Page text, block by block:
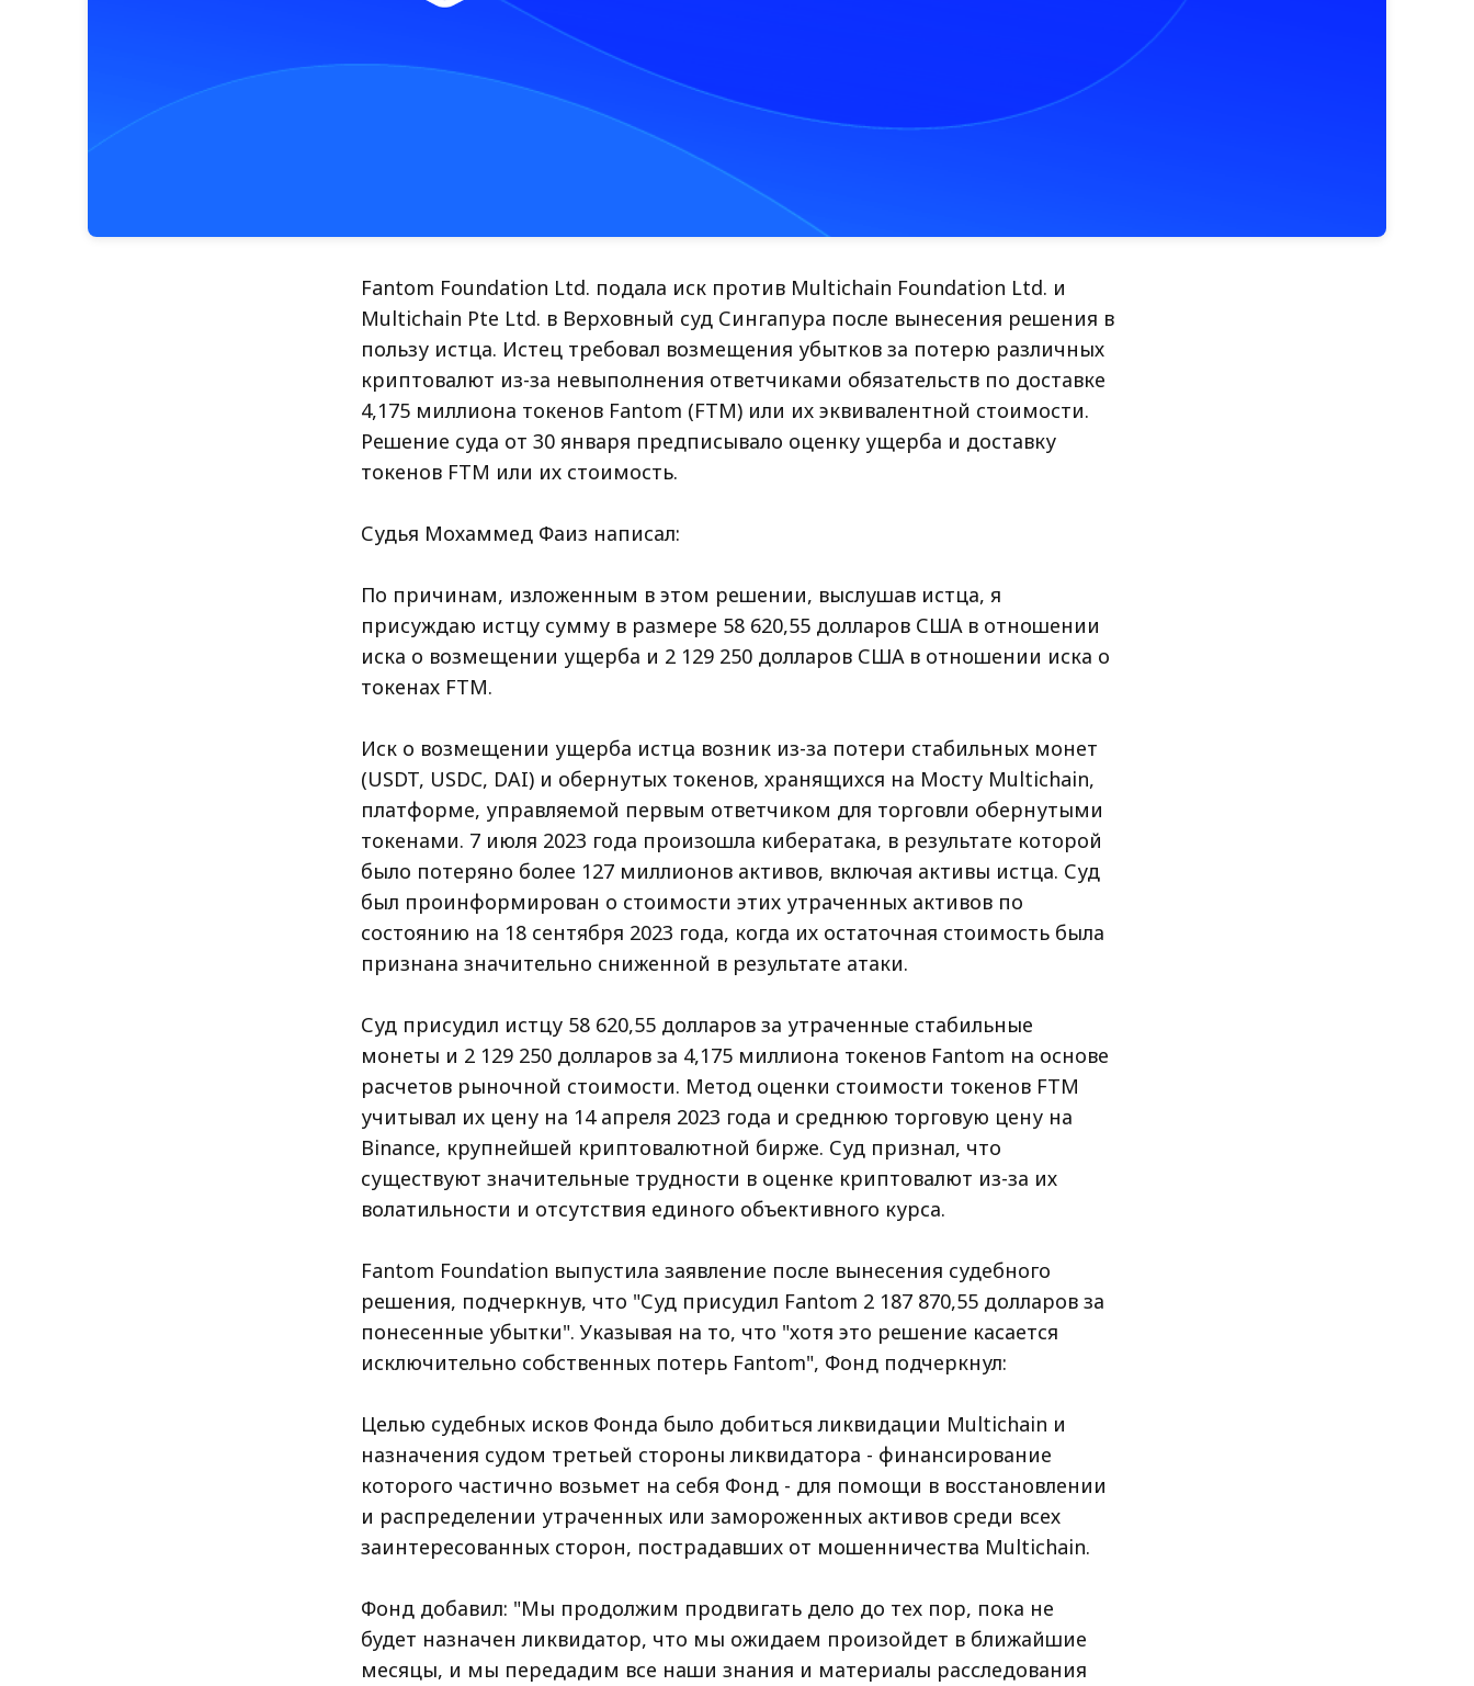
Fantom Foundation Ltd. подала иск против Multichain Foundation Ltd. и
Multichain Pte Ltd. в Верховный суд Сингапура после вынесения решения в
пользу истца. Истец требовал возмещения убытков за потерю различных
криптовалют из-за невыполнения ответчиками обязательств по доставке
4,175 миллиона токенов Fantom (FTM) или их эквивалентной стоимости.
Решение суда от 30 января предписывало оценку ущерба и доставку
токенов FTM или их стоимость.
Судья Мохаммед Фаиз написал:
По причинам, изложенным в этом решении, выслушав истца, я
присуждаю истцу сумму в размере 58 620,55 долларов США в отношении
иска о возмещении ущерба и 2 129 250 долларов США в отношении иска о
токенах FTM.
Иск о возмещении ущерба истца возник из-за потери стабильных монет
(USDT, USDC, DAI) и обернутых токенов, хранящихся на Мосту Multichain,
платформе, управляемой первым ответчиком для торговли обернутыми
токенами. 7 июля 2023 года произошла кибератака, в результате которой
было потеряно более 127 миллионов активов, включая активы истца. Суд
был проинформирован о стоимости этих утраченных активов по
состоянию на 18 сентября 2023 года, когда их остаточная стоимость была
признана значительно сниженной в результате атаки.
Суд присудил истцу 58 620,55 долларов за утраченные стабильные
монеты и 2 129 250 долларов за 4,175 миллиона токенов Fantom на основе
расчетов рыночной стоимости. Метод оценки стоимости токенов FTM
учитывал их цену на 14 апреля 2023 года и среднюю торговую цену на
Binance, крупнейшей криптовалютной бирже. Суд признал, что
существуют значительные трудности в оценке криптовалют из-за их
волатильности и отсутствия единого объективного курса.
Fantom Foundation выпустила заявление после вынесения судебного
решения, подчеркнув, что "Суд присудил Fantom 2 187 870,55 долларов за
понесенные убытки". Указывая на то, что "хотя это решение касается
исключительно собственных потерь Fantom", Фонд подчеркнул:
Целью судебных исков Фонда было добиться ликвидации Multichain и
назначения судом третьей стороны ликвидатора - финансирование
которого частично возьмет на себя Фонд - для помощи в восстановлении
и распределении утраченных или замороженных активов среди всех
заинтересованных сторон, пострадавших от мошенничества Multichain.
Фонд добавил: "Мы продолжим продвигать дело до тех пор, пока не
будет назначен ликвидатор, что мы ожидаем произойдет в ближайшие
месяцы, и мы передадим все наши знания и материалы расследования